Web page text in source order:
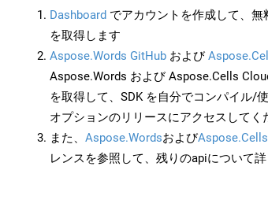
Dashboard でアカウントを作成して、
を取得します
Aspose.Words GitHub および
Aspose.Words および Aspose.Cells
を取得して、SDK を自分でコンパイル/
オプションのリリースにアクセスしてく
また、 Aspose.WordsおよびAspose.Cells
レンスを参照して、残りのapiについて詳